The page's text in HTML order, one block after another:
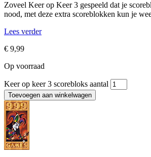
Zoveel Keer op Keer 3 gespeeld dat je
nood, met deze extra scoreblokken kun je
Lees verder
€ 9,99
Op voorraad
Keer op keer 3 scorebloks aantal
Toevoegen aan winkelwagen